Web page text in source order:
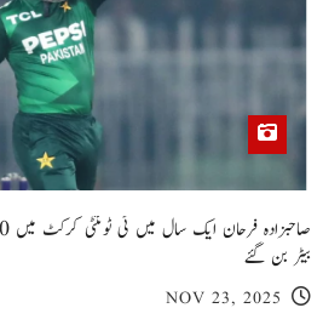
بیٹر بن گئے
NOV 23, 2025